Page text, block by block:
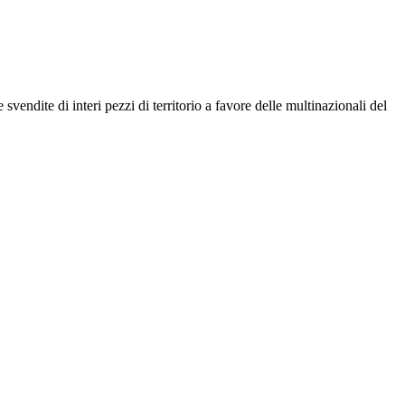
di interi pezzi di territorio a favore delle multinazionali del